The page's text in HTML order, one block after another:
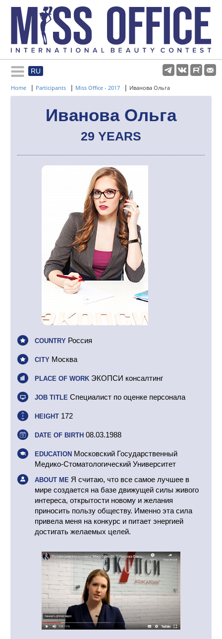
RU
Rules and regulations
About pageant
Participants
Gallery
Home | Participants | Miss Office - 2017 | Иванова Ольга
Иванова Ольга
29 YEARS
COUNTRY Россия
CITY Москва
PLACE OF WORK ЭКОПСИ консалтинг
JOB TITLE Специалист по оценке персонала
HEIGHT 172
DATE OF BIRTH 08.03.1988
EDUCATION Московский Государственный
Медико-Стоматологический Университет
ABOUT ME Я считаю, что все самое лучшее в
мире создается на базе движущей силы живого
интереса, открытости новому и желания
приносить пользу обществу. Именно эта сила
привела меня на конкурс и питает энергией
достигать желаемых целей.